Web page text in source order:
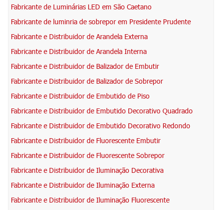
Fabricante de Luminárias LED em São Caetano
Fabricante de luminria de sobrepor em Presidente Prudente
Fabricante e Distribuidor de Arandela Externa
Fabricante e Distribuidor de Arandela Interna
Fabricante e Distribuidor de Balizador de Embutir
Fabricante e Distribuidor de Balizador de Sobrepor
Fabricante e Distribuidor de Embutido de Piso
Fabricante e Distribuidor de Embutido Decorativo Quadrado
Fabricante e Distribuidor de Embutido Decorativo Redondo
Fabricante e Distribuidor de Fluorescente Embutir
Fabricante e Distribuidor de Fluorescente Sobrepor
Fabricante e Distribuidor de Iluminação Decorativa
Fabricante e Distribuidor de Iluminação Externa
Fabricante e Distribuidor de Iluminação Fluorescente